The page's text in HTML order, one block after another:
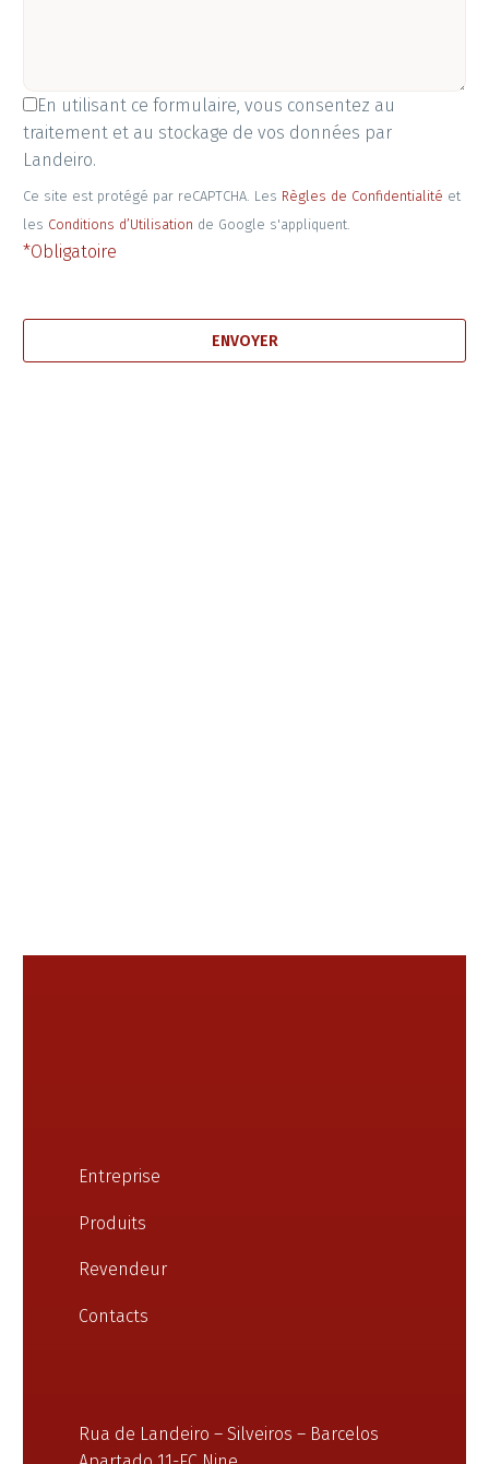
En utilisant ce formulaire, vous consentez au
traitement et au stockage de vos données par
Landeiro.
Ce site est protégé par reCAPTCHA. Les Règles de Confidentialité et
les Conditions d’Utilisation de Google s'appliquent.
*Obligatoire
Entreprise
Produits
Revendeur
Contacts
Rua de Landeiro – Silveiros – Barcelos